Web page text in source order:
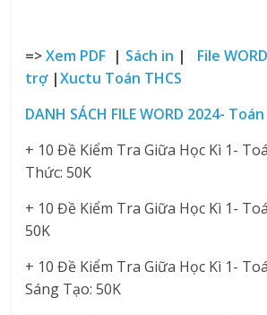
=>Xem PDF | Sách in | File WORD
trợ|Xuctu Toán THCS
DANH SÁCH FILE WORD 2024-
+ 10 Đề Kiểm Tra Giữa Học Kì 1-
Thức: 50K
+ 10 Đề Kiểm Tra Giữa Học Kì 1-
50K
+ 10 Đề Kiểm Tra Giữa Học Kì 1-
Sáng Tạo: 50K